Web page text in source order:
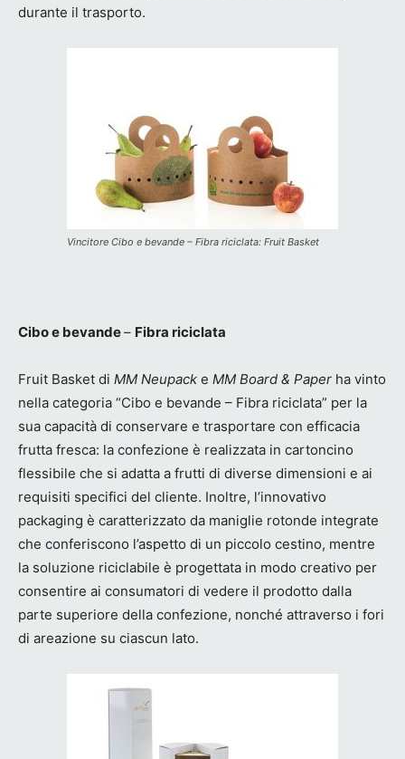
durante il trasporto.
Vincitore Cibo e bevande – Fibra riciclata: Fruit Basket
Cibo e bevande– Fibra riciclata
Fruit Basket di MM Neupack e MM Board & Paper ha vinto
nella categoria “Cibo e bevande – Fibra riciclata” per la
sua capacità di conservare e trasportare con efficacia
frutta fresca: la confezione è realizzata in cartoncino
flessibile che si adatta a frutti di diverse dimensioni e ai
requisiti specifici del cliente. Inoltre, l’innovativo
packaging è caratterizzato da maniglie rotonde integrate
che conferiscono l’aspetto di un piccolo cestino, mentre
la soluzione riciclabile è progettata in modo creativo per
consentire ai consumatori di vedere il prodotto dalla
parte superiore della confezione, nonché attraverso i fori
di areazione su ciascun lato.